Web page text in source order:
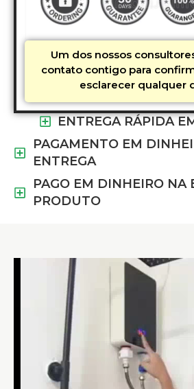
Um dos nossos
contato contigo para
esclarecer qualquer
ENTREGA RÁPIDA
PAGAMENTO EM
ENTREGA
PAGO EM DINHEIRO NA
PRODUTO